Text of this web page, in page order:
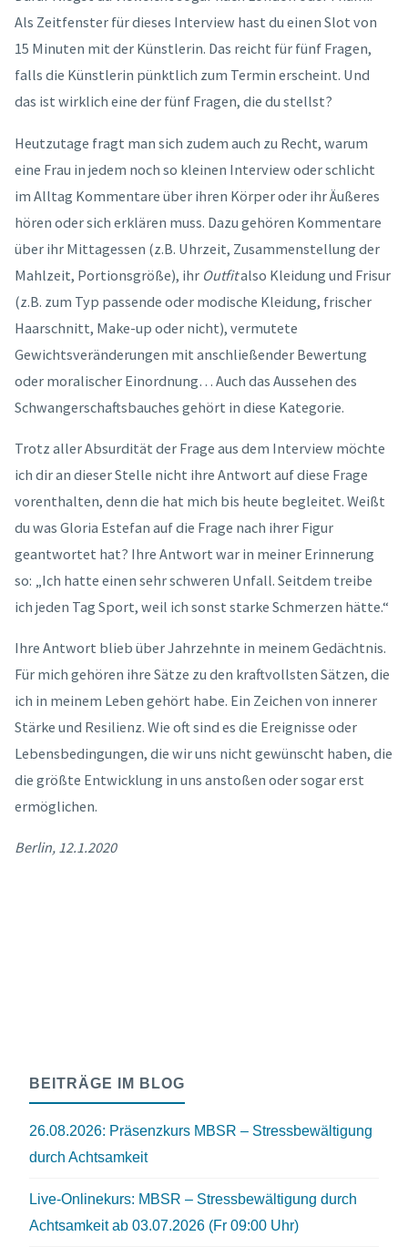
Als Zeitfenster für dieses Interview hast du einen Slot von
15 Minuten mit der Künstlerin. Das reicht für fünf Fragen,
falls die Künstlerin pünktlich zum Termin erscheint. Und
das ist wirklich eine der fünf Fragen, die du stellst?
Heutzutage fragt man sich zudem auch zu Recht, warum
eine Frau in jedem noch so kleinen Interview oder schlicht
im Alltag Kommentare über ihren Körper oder ihr Äußeres
hören oder sich erklären muss. Dazu gehören Kommentare
über ihr Mittagessen (z.B. Uhrzeit, Zusammenstellung der
Mahlzeit, Portionsgröße), ihr Outfitalso Kleidung und Frisur
(z.B. zum Typ passende oder modische Kleidung, frischer
Haarschnitt, Make-up oder nicht), vermutete
Gewichtsveränderungen mit anschließender Bewertung
oder moralischer Einordnung… Auch das Aussehen des
Schwangerschaftsbauches gehört in diese Kategorie.
Trotz aller Absurdität der Frage aus dem Interview möchte
ich dir an dieser Stelle nicht ihre Antwort auf diese Frage
vorenthalten, denn die hat mich bis heute begleitet. Weißt
du was Gloria Estefan auf die Frage nach ihrer Figur
geantwortet hat? Ihre Antwort war in meiner Erinnerung
so: „Ich hatte einen sehr schweren Unfall. Seitdem treibe
ich jeden Tag Sport, weil ich sonst starke Schmerzen hätte.“
Ihre Antwort blieb über Jahrzehnte in meinem Gedächtnis.
Für mich gehören ihre Sätze zu den kraftvollsten Sätzen, die
ich in meinem Leben gehört habe. Ein Zeichen von innerer
Stärke und Resilienz. Wie oft sind es die Ereignisse oder
Lebensbedingungen, die wir uns nicht gewünscht haben, die
die größte Entwicklung in uns anstoßen oder sogar erst
ermöglichen.
Berlin, 12.1.2020
BEITRÄGE IM BLOG
26.08.2026: Präsenzkurs MBSR – Stressbewältigung
durch Achtsamkeit
Live-Onlinekurs: MBSR – Stressbewältigung durch
Achtsamkeit ab 03.07.2026 (Fr 09:00 Uhr)